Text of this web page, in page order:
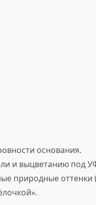
основания.
и выцветанию под
природные